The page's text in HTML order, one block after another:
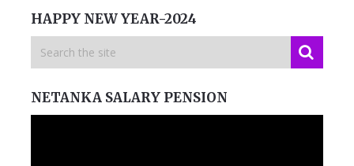
HAPPY NEW YEAR-2024
NETANKA SALARY PENSION